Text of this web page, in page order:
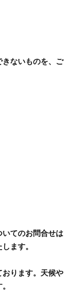
ないものを、ご
てのお問合せは
ます。
ります。天候や